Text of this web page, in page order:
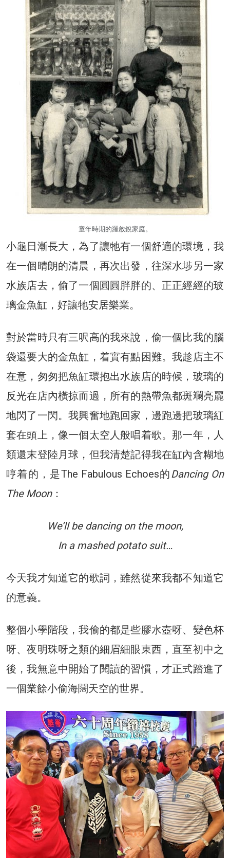
童年時期的羅啟銳家庭。
小龜日漸長大，為了讓牠有一個舒適的環境，我
在一個晴朗的清晨，再次出發，往深水埗另一家
水族店去，偷了一個圓圓胖胖的、正正經經的玻
璃金魚缸，好讓牠安居樂業。
對於當時只有三呎高的我來說，偷一個比我的腦
袋還要大的金魚缸，着實有點困難。我趁店主不
在意，匆匆把魚缸環抱出水族店的時候，玻璃的
反光在店內橫掠而過，所有的熱帶魚都斑斕亮麗
地閃了一閃。我興奮地跑回家，邊跑邊把玻璃紅
套在頭上，像一個太空人般唱着歌。那一年，人
類還末登陸月球，但我清楚記得我在缸內含糊地
哼着的，是The Fabulous Echoes的 Dancing On
The Moon：
We’ll be dancing on the moon,
In a mashed potato suit…
今天我才知道它的歌詞，雖然從來我都不知道它
的意義。
整個小學階段，我偷的都是些膠水壺呀、變色杯
呀、夜明珠呀之類的細眉細眼東西，直至初中之
後，我無意中開始了閱讀的習慣，才正式踏進了
一個業餘小偷海闊天空的世界。